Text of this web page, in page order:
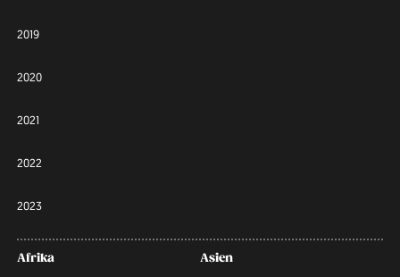
2019
2020
2021
2022
2023
Afrika
Asien